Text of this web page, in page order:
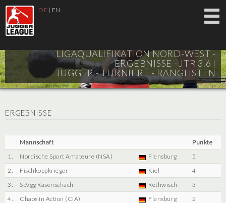
DE | EN
LIGAQUALIFIKATION NORD-WEST -
ERGEBNISSE - JTR 3.6 |
JUGGER - TURNIERE - RANGLISTEN
ERGEBNISSE
Mannschaft
Punkte
1.
Nordische Sport Amateure (NSA) Flensburg
5
2.
Fischkoppkrieger Kiel
4
3.
SpVgg Rasenschach Rethwisch
3
4.
Chaos in Action (CIA) Flensburg
2